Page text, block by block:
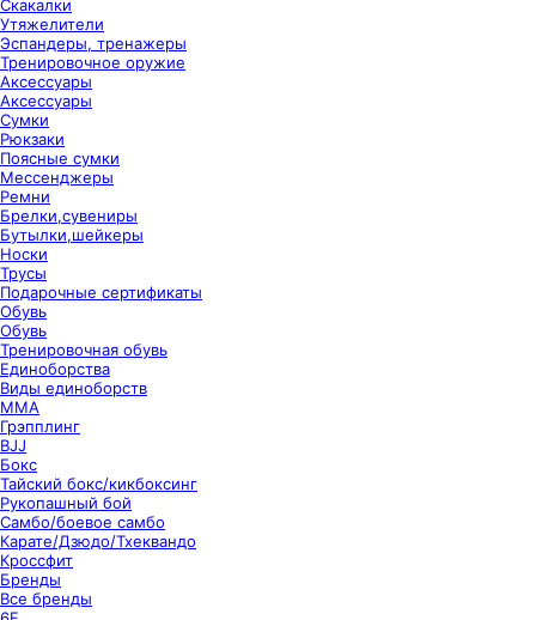
Скакалки
Утяжелители
Эспандеры, тренажеры
Тренировочное оружие
Аксессуары
Аксессуары
Сумки
Рюкзаки
Поясные сумки
Мессенджеры
Ремни
Брелки,сувениры
Бутылки,шейкеры
Носки
Трусы
Подарочные сертификаты
Обувь
Обувь
Тренировочная обувь
Единоборства
Виды единоборств
ММА
Грэпплинг
BJJ
Бокс
Тайский бокс/кикбоксинг
Рукопашный бой
Самбо/боевое самбо
Карате/Дзюдо/Тхеквандо
Кроссфит
Бренды
Все бренды